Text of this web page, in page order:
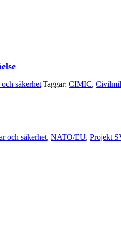
säkerhet|Taggar: CIMIC,
och säkerhet, NATO/EU, Projekt